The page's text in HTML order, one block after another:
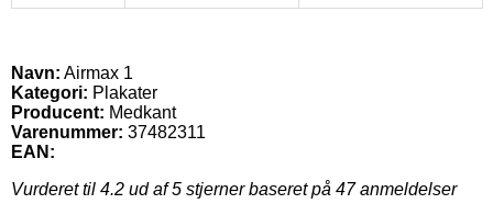
Navn: Airmax 1
Kategori: Plakater
Producent: Medkant
Varenummer: 37482311
EAN:
Vurderet til 4.2 ud af 5 stjerner baseret på 47anmeldelser